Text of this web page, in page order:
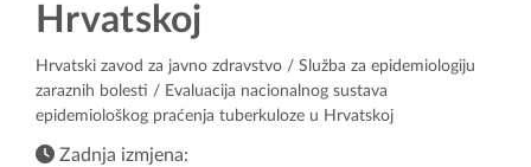
Hrvatskoj
Hrvatski zavod za javno zdravstvo / Služba za epidemiologiju
zaraznih bolesti / Evaluacija nacionalnog sustava
epidemiološkog praćenja tuberkuloze u Hrvatskoj
Zadnja izmjena: